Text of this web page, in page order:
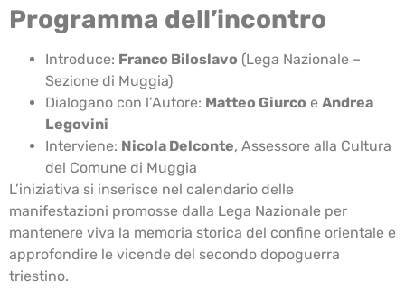
Programma dell’incontro
Introduce: Franco Biloslavo (Lega Nazionale –
Sezione di Muggia)
Dialogano con l’Autore: Matteo Giurco e Andrea
Legovini
Interviene: Nicola Delconte, Assessore alla Cultura
del Comune di Muggia
L’iniziativa si inserisce nel calendario delle
manifestazioni promosse dalla Lega Nazionale per
mantenere viva la memoria storica del confine orientale e
approfondire le vicende del secondo dopoguerra
triestino.